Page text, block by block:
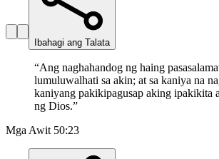
Ibahagi ang Talata
“Ang naghahandog ng haing
lumuluwalhati sa akin; at sa kaniya na
kaniyang pakikipagusap aking ipakikita
ng Dios.”
Mga Awit 50:23